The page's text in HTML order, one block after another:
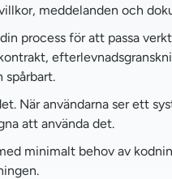
meddelanden och
process för att passa
När användarna ser ett
att använda det.
minimalt behov av